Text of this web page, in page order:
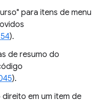
para itens de menu
).
de resumo do
).
em um item de